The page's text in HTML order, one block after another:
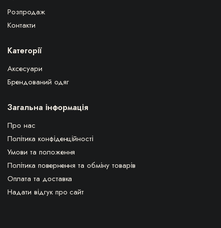
Розпродаж
Контакти
Категорії
Аксесуари
Брендований одяг
Загальна інформація
Про нас
Політика конфіденційності
Умови та положення
Політика повернення та обміну товарів
Оплата та доставка
Надати відгук про сайт